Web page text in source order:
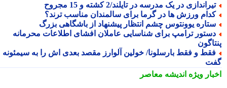
در یک مدرسه در تایلند/2 کشته و 15 مجروح
ورزش ها در گرما برای سالمندان مناسب ترند؟
یوونتوس چشم انتظار پیشنهاد از باشگاهی بزرگ
ترامپ برای شناسایی عاملان افشای اطلاعات محرمانه
و فقط بارسلونا/ خولین آلوارز مقصد بعدی اش را به سیمئونه
ویژهاندیشه معاصر